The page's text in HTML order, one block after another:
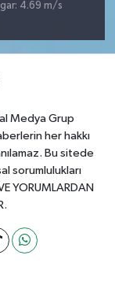
4.69 m/s
Medya Grup
her hakkı
Bu sitede
sorumlulukları
YORUMLARDAN